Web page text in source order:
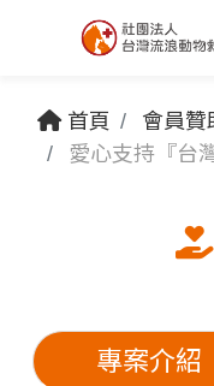
首頁
會員贊
愛心支持『台
專案介紹